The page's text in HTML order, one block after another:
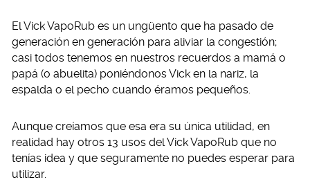
El Vick VapoRub es un ungüento que ha pasado de
generación en generación para aliviar la congestión;
casi todos tenemos en nuestros recuerdos a mamá o
papá (o abuelita) poniéndonos Vick en la nariz, la
espalda o el pecho cuando éramos pequeños.
Aunque creíamos que esa era su única utilidad, en
realidad hay otros 13 usos del Vick VapoRub que no
tenías idea y que seguramente no puedes esperar para
utilizar.